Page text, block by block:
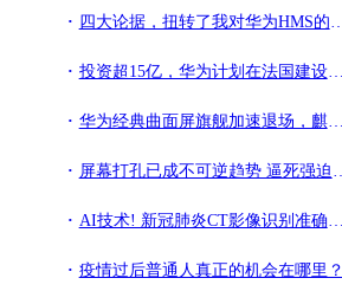
四大论据，扭转了我对华为HMS的悲观预期「华为EMUI技巧集」
投资超15亿，华为计划在法国建设工厂！美国科技巨头欲恢复合作
华为经典曲面屏旗舰加速退场，麒麟980+三摄，余承东爆发了
屏幕打孔已成不可逆趋势 逼死强迫症还有几分？
AI技术! 新冠肺炎CT影像识别准确率达96%! 又是阿里巴巴达摩院
疫情过后普通人真正的机会在哪里？